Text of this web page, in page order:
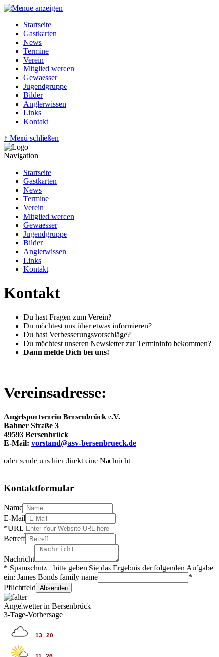
Startseite
Gastkarten
News
Termine
Verein
Mitglied werden
Gewaesser
Jugendgruppe
Bilder
Anglerwissen
Links
Kontakt
↑ Menü schließen
Navigation
Startseite
Gastkarten
News
Termine
Verein
Mitglied werden
Gewaesser
Jugendgruppe
Bilder
Anglerwissen
Links
Kontakt
Kontakt
Du hast Fragen zum Verein?
Du möchtest uns über etwas informieren?
Du hast Verbesserungsvorschläge?
Du möchtest unseren Newsletter zur Termininfo bekommen?
Dann melde Dich bei uns!
Vereinsadresse:
Angelsportverein Bersenbrück e.V.
Bahner Straße 3
49593 Bersenbrück
E-Mail: vorstand@asv-bersenbrueck.de
oder sende uns hier direkt eine Nachricht:
Kontaktformular
Name
E-Mail
*URL
Betreff
Nachricht
* Spamschutz - bitte geben Sie das Ergebnis der folgenden Aufgabe
ein: James Bonds family name
*
Pflichtfeld
Angelwetter in Bersenbrück
3-Tage-Vorhersage
13 20